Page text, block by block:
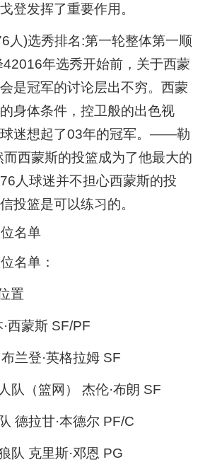
登发挥了重要作用。
人)选秀排名:第一轮整体第一顺
年选秀开始前，关于西蒙
是冠军的讨论层出不穷。西蒙
身体条件，控卫般的出色视
迷想起了03年的冠军。——勒
而西蒙斯的投篮成为了他最大的
人球迷并不担心西蒙斯的投
投篮是可以练习的。
名单
名单：
置
西蒙斯 SF/PF
兰登·英格拉姆 SF
队（篮网） 杰伦·布朗 SF
德拉甘·本德尔 PF/C
队 克里斯·邓恩 PG